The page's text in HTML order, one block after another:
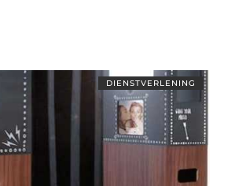
DIENSTVERLENING